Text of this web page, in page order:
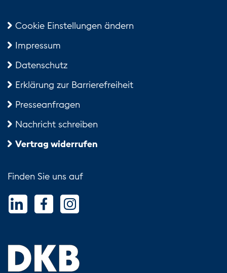
Cookie Einstellungen ändern
Impressum
Datenschutz
Erklärung zur Barrierefreiheit
Presseanfragen
Nachricht schreiben
Vertrag widerrufen
Finden Sie uns auf